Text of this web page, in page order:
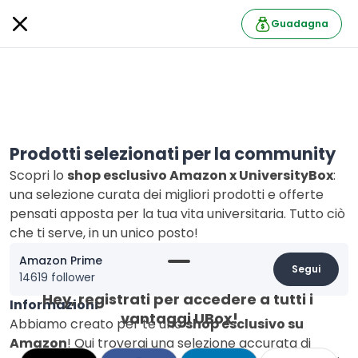
Guadagna
Prodotti selezionati per la community
Scopri lo shop esclusivo Amazon x UniversityBox:
una selezione curata dei migliori prodotti e offerte
pensati apposta per la tua vita universitaria. Tutto ciò
che ti serve, in un unico posto!
Amazon Prime
14619 follower
Segui
Informazioni
Abbiamo creato per te unoshop esclusivo su
Amazon! Qui troverai una selezione accurata di
Hey, registrati per accedere a tutti i
vantaggi UBox!